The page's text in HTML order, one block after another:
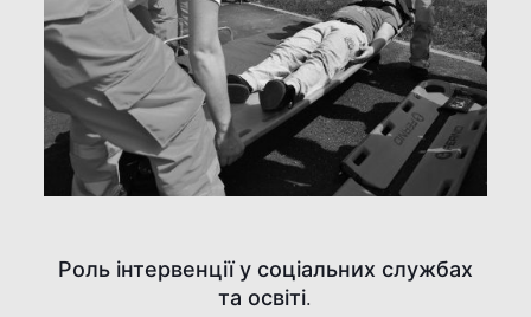
Роль інтервенції у соціальних службах
та освіті.